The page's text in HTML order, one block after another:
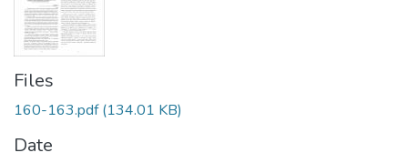
Files
160-163.pdf(134.01 KB)
Date